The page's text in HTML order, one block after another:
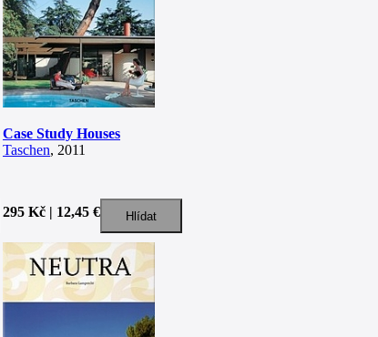
Case Study Houses
Taschen, 2011
295 Kč | 12,45 €